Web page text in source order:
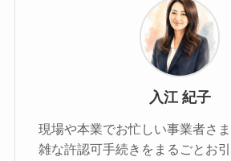
入江 紀子
現場や本業でお忙しい事業者さ
雑な許認可手続きをまるごとお引